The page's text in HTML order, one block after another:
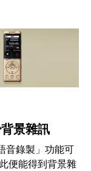
景雜訊
音錄製」功能可
便能得到背景雜